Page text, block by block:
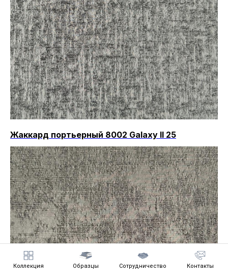
Коллекция Образцы Сотрудничество Контакты
Жаккард портьерный 8002 Galaxy II 25